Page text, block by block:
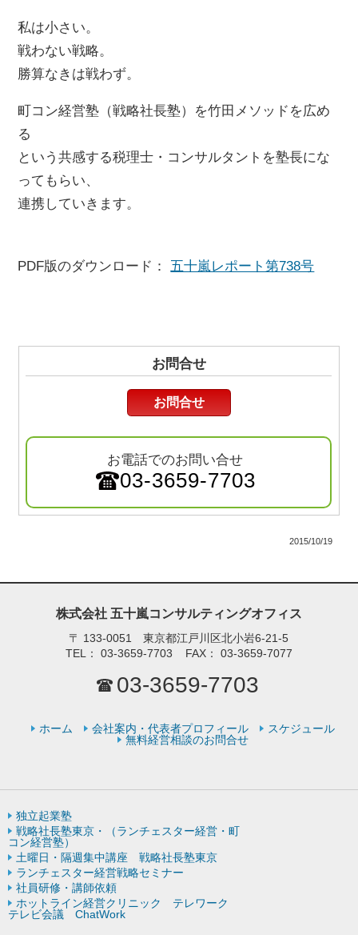
私は小さい。
戦わない戦略。
勝算なきは戦わず。
町コン経営塾（戦略社長塾）を竹田メソッドを広め
る
という共感する税理士・コンサルタントを塾長にな
ってもらい、
連携していきます。
PDF版のダウンロード：五十嵐レポート第738号
お問合せ
お問合せ
お電話でのお問い合せ
03-3659-7703
2015/10/19
株式会社 五十嵐コンサルティングオフィス
〒 133-0051 東京都江戸川区北小岩6-21-5
TEL：
03-3659-7703 FAX： 03-3659-7077
03-3659-7703
ホーム 会社案内・代表者プロフィール
スケジュール
無料経営相談のお問合せ
独立起業塾
戦略社長塾東京・（ランチェスター経営・町
コン経営塾）
土曜日・隔週集中講座 戦略社長塾東京
ランチェスター経営戦略セミナー
社員研修・講師依頼
ホットライン経営クリニック テレワーク
テレビ会議 ChatWork